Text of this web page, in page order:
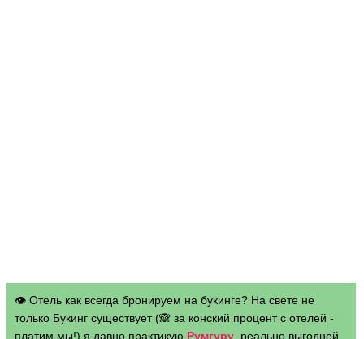
👁 Отель как всегда бронируем на букинге? На свете не
только Букинг существует (🙈 за конский процент с отелей -
платим мы!) я давно практикую Румгуру , реально выгодней